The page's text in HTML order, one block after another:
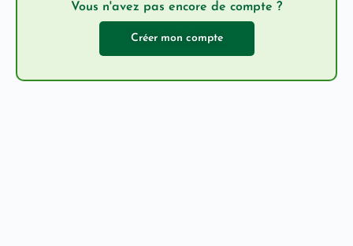
Vous n'avez pas encore de compte ?
Créer mon compte